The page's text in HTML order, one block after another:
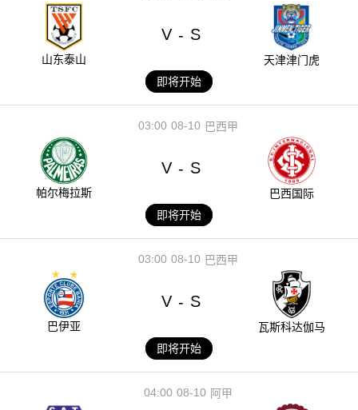
山东泰山
V - S
天津津门虎
即将开始
08-10
03:00 巴西甲
帕尔梅拉斯
V - S
巴西国际
即将开始
08-10
03:00 巴西甲
巴伊亚
V - S
瓦斯科达伽马
即将开始
08-10
04:00 阿甲